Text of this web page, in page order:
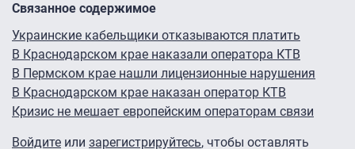
Связанное содержимое
Украинские кабельщики отказываются платить
В Краснодарском крае наказали оператора КТВ
В Пермском крае нашли лицензионные нарушения
В Краснодарском крае наказан оператор КТВ
Кризис не мешает европейским операторам связи
Войдите или зарегистрируйтесь, чтобы оставлять